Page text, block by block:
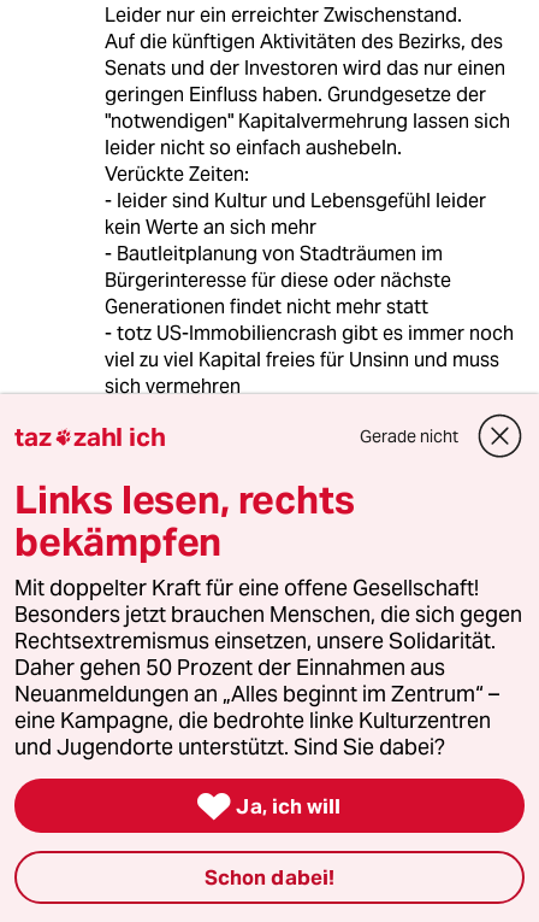
Leider nur ein erreichter Zwischenstand.
Auf die künftigen Aktivitäten des Bezirks, des
Senats und der Investoren wird das nur einen
geringen Einfluss haben. Grundgesetze der
"notwendigen" Kapitalvermehrung lassen sich
leider nicht so einfach aushebeln.
Verückte Zeiten:
- leider sind Kultur und Lebensgefühl leider
kein Werte an sich mehr
- Bautleitplanung von Stadträumen im
Bürgerinteresse für diese oder nächste
Generationen findet nicht mehr statt
- totz US-Immobiliencrash gibt es immer noch
viel zu viel Kapital freies für Unsinn und muss
sich vermehren
-Volksentscheide haben wenn überhaupt nur
noch empfehlenden Charakter
Es hilt nur weitermachen,
öffentlichkeitswirksamer Aktionismus,
Zeitgewinn um Entscheidungen ins nächste
Wahljahr zu verlagern, in dem Politiker kurz die
Wechselwirkung zwischen Wahlversprechen,
Handeln und Bürgerreaktion spüren.
Vielleicht auch gut mit einer Bürgerpartei in
mit 20% + x Stimmem in den Bezirk und Senat
einzuziehen und dann die Politik aktiv
mitzugestalten
14.07.2008,11:17 Uhr
Hm, 87% haben für den Vorschlag der
taz zahl ich Gerade nicht
Links lesen, rechts
bekämpfen
Mit doppelter Kraft für eine offene Gesellschaft!
Besonders jetzt brauchen Menschen, die sich gegen
Rechtsextremismus einsetzen, unsere Solidarität.
Daher gehen 50 Prozent der Einnahmen aus
Neuanmeldungen an „Alles beginnt im Zentrum“ –
eine Kampagne, die bedrohte linke Kulturzentren
und Jugendorte unterstützt. Sind Sie dabei?
 Ja, ich will
Schon dabei!